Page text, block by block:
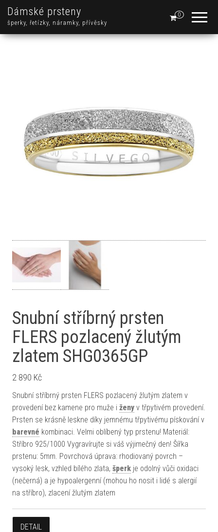
Dámské prsteny
šperky, řetízky, náramky, přívěsky
0
Snubní stříbrný prsten
FLERS pozlacený žlutým
zlatem SHG0365GP
2 890 Kč
Snubní stříbrný prsten FLERS pozlacený žlutým zlatem v
provedení bez kamene pro muže i ženy v třpytivém provedení.
Prsten se krásně leskne díky jemnému třpytivému pískování v
barevné kombinaci. Velmi oblíbený typ prstenu! Materiál:
Stříbro 925/1000 Vygravírujte si váš výjimečný den! Šířka
prstenu: 5mm. Povrchová úprava: rhodiovaný povrch –
vysoký lesk, vzhled bílého zlata, šperk je odolný vůči oxidaci
(nečerná) a je hypoalergenní (mohou ho nosit i lidé s alergií
na stříbro), zlacení žlutým zlatem
DETAIL